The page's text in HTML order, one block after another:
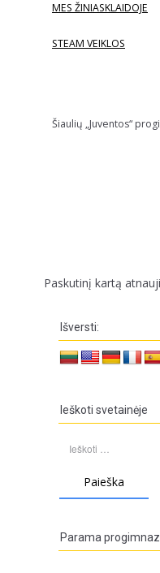
MES ŽINIASKLAIDOJE
STEAM VEIKLOS
Šiaulių „Juventos“
Paskutinį kartą
Išversti:
Ieškoti svetainėje
Parama